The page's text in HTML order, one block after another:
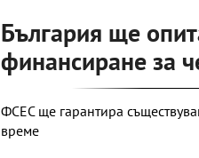
България ще
финансиране за
ФСЕС ще гарантира
време